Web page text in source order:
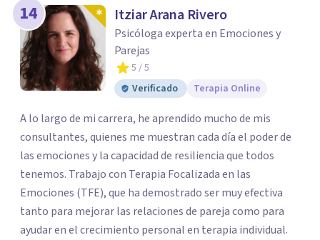
14 Itziar Arana Rivero
Psicóloga experta en Emociones y
Parejas
5 / 5
Verificado
Terapia Online
A lo largo de mi carrera, he aprendido mucho de mis
consultantes, quienes me muestran cada día el poder de
las emociones y la capacidad de resiliencia que todos
tenemos. Trabajo con Terapia Focalizada en las
Emociones (TFE), que ha demostrado ser muy efectiva
tanto para mejorar las relaciones de pareja como para
ayudar en el crecimiento personal en terapia individual.